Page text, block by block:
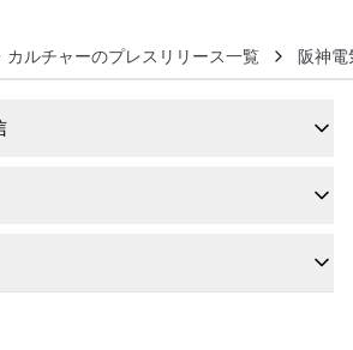
カルチャーのプレスリリース一覧 阪神